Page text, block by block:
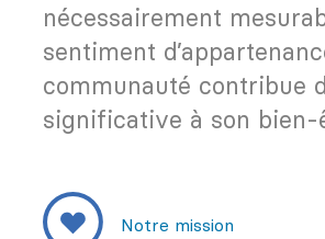
nécessairement
sentiment
communauté contribue
significative à son bien-
Notre mission